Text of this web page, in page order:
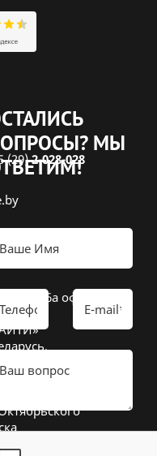
(29)2-028-028
18:30
16:00
26а оф 20
оф. 20
от
МЫ